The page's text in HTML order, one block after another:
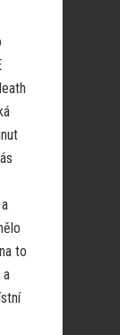
to
a